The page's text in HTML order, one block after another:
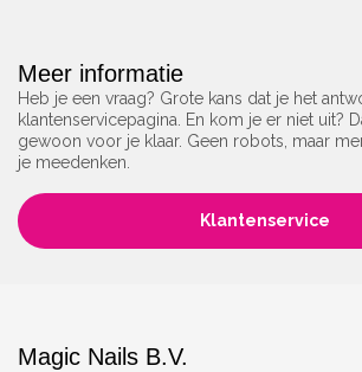
Meer informatie
Heb je een vraag? Grote kans dat je het
klantenservicepagina. En kom je er niet uit?
gewoon voor je klaar. Geen robots, maar
je meedenken.
Klantenservice
Magic Nails B.V.